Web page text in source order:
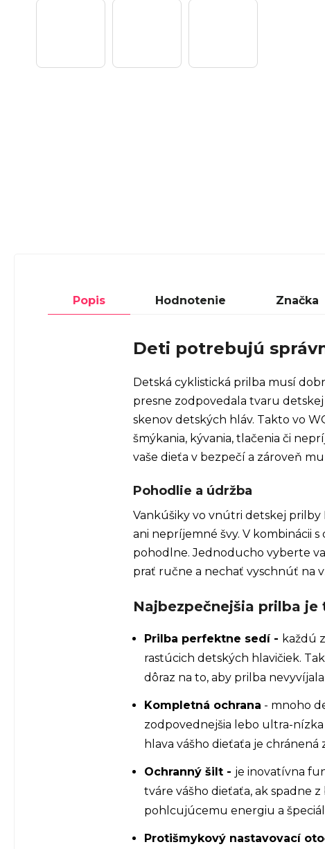
Popis Hodnotenie Značka
Deti potrebujú
Detská cyklistická prilba musí
presne zodpovedala tvaru detskej
skenov detských hláv. Takto vo
šmýkania, kývania, tlačenia či
vaše dieťa v bezpečí a zároveň
Pohodlie a údržba
Vankúšiky vo vnútri detskej prilby
ani nepríjemné švy. V kombinácii
pohodlne. Jednoducho vyberte
prať ručne a nechať vyschnúť na
Najbezpečnejšia prilba
Prilba perfektne sedí - každú
rastúcich detských hlavičiek.
dôraz na to, aby prilba
Kompletná ochrana - mnoho
zodpovednejšia lebo ultra-nízka
hlava vášho dieťaťa je chránená
Ochranný šilt - je inovatívna
tváre vášho dieťaťa, ak spadne
pohlcujúcemu energiu a
Protišmykový nastavovací